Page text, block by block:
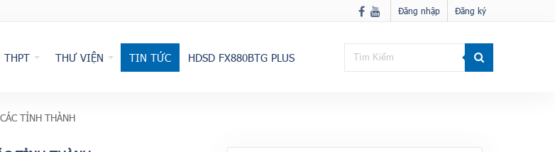
Đăng nhập Đăng ký
THPT THƯ VIỆN TIN TỨC HDSD FX880BTG PLUS
TỈNH THÀNH